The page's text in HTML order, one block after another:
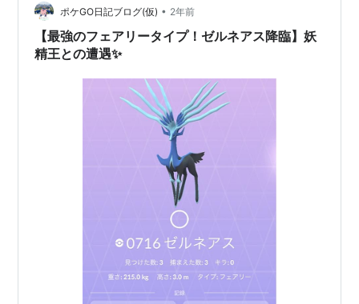
目。 個体値は低かった。残念。 スポンサーリンク
ポケGO日記ブログ(仮) • 2年前
【最強のフェアリータイプ！ゼルネアス降臨】妖
精王との遭遇✨